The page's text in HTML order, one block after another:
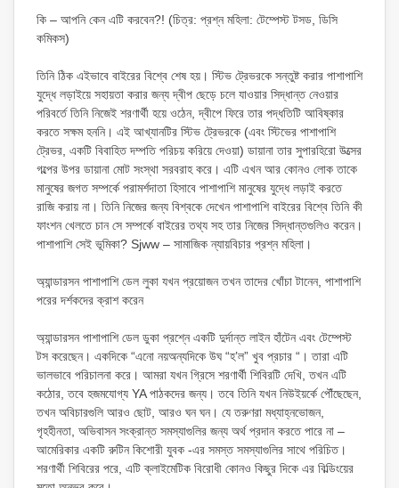
কি – আপনি কেন এটি করবেন?! (চিত্র: প্রশ্ন মহিলা: টেম্পেস্ট টসড, ডিসি
কমিকস)
তিনি ঠিক এইভাবে বাইরের বিশ্বে শেষ হয়। স্টিভ ট্রেভরকে সন্তুষ্ট করার পাশাপাশি
যুদ্ধে লড়াইয়ে সহায়তা করার জন্য দ্বীপ ছেড়ে চলে যাওয়ার সিদ্ধান্ত নেওয়ার
পরিবর্তে তিনি নিজেই শরণার্থী হয়ে ওঠেন, দ্বীপে ফিরে তার পদ্ধতিটি আবিষ্কার
করতে সক্ষম হননি। এই আখ্যানটির স্টিভ ট্রেভরকে (এবং স্টিভের পাশাপাশি
ট্রেভর, একটি বিবাহিত দম্পতি পরিচয় করিয়ে দেওয়া) ডায়ানা তার সুপারহিরো উত্সের
গল্পের উপর ডায়ানা মোট সংস্থা সরবরাহ করে। এটি এখন আর কোনও লোক তাকে
মানুষের জগত সম্পর্কে পরামর্শদাতা হিসাবে পাশাপাশি মানুষের যুদ্ধে লড়াই করতে
রাজি করায় না। তিনি নিজের জন্য বিশ্বকে দেখেন পাশাপাশি বাইরের বিশ্বে তিনি কী
ফাংশন খেলতে চান সে সম্পর্কে বাইরের তথ্য সহ তার নিজের সিদ্ধান্তগুলিও করেন।
পাশাপাশি সেই ভূমিকা? Sjww – সামাজিক ন্যায়বিচার প্রশ্ন মহিলা।
অ্যান্ডারসন পাশাপাশি ডেল লুকা যখন প্রয়োজন তখন তাদের খোঁচা টানেন, পাশাপাশি
পরের দর্শকদের ক্রাশ করেন
অ্যান্ডারসন পাশাপাশি ডেল ডুকা প্রশ্নে একটি দুর্দান্ত লাইন হাঁটেন এবং টেম্পেস্ট
টস করেছেন। একদিকে “এনো নয়অন্যদিকে উঘ “হ’ল” খুব প্রচার “। তারা এটি
ভালভাবে পরিচালনা করে। আমরা যখন গ্রিসে শরণার্থী শিবিরটি দেখি, তখন এটি
কঠোর, তবে হজমযোগ্য YA পাঠকদের জন্য। তবে তিনি যখন নিউইয়র্কে পৌঁছেছেন,
তখন অবিচারগুলি আরও ছোট, আরও ঘন ঘন। যে তরুণরা মধ্যাহ্নভোজন,
গৃহহীনতা, অভিবাসন সংক্রান্ত সমস্যাগুলির জন্য অর্থ প্রদান করতে পারে না –
আমেরিকার একটি রুটিন কিশোরী যুবক -এর সমস্ত সমস্যাগুলির সাথে পরিচিত।
শরণার্থী শিবিরের পরে, এটি ক্লাইমেটিক বিরোধী কোনও কিছুর দিকে এর বিল্ডিংয়ের